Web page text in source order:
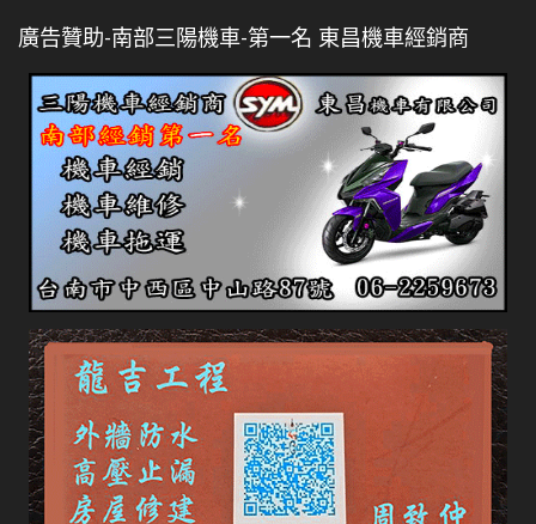
廣告贊助-南部三陽機車-第一名 東昌機車經銷商